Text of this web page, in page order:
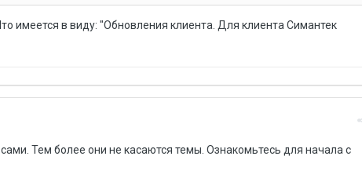
имеется в виду: "Обновления клиента. Для клиента Симантек
Тем более они не касаются темы. Ознакомьтесь для начала с